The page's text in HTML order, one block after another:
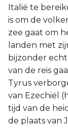
Italië te
is om de
zee gaat om
landen met
bijzonder
van de reis
Tyrus
van Ezechiël
tijd van de
de plaats van